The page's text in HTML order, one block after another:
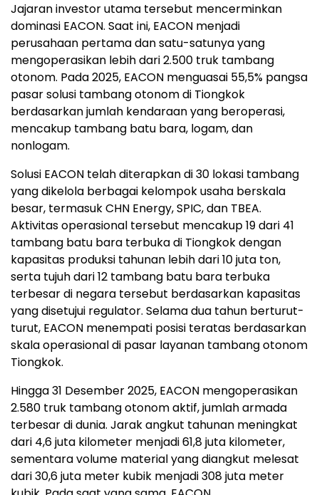
Jajaran investor utama tersebut mencerminkan
dominasi EACON. Saat ini, EACON menjadi
perusahaan pertama dan satu-satunya yang
mengoperasikan lebih dari 2.500 truk tambang
otonom. Pada 2025, EACON menguasai 55,5% pangsa
pasar solusi tambang otonom di Tiongkok
berdasarkan jumlah kendaraan yang beroperasi,
mencakup tambang batu bara, logam, dan
nonlogam.
Solusi EACON telah diterapkan di 30 lokasi tambang
yang dikelola berbagai kelompok usaha berskala
besar, termasuk CHN Energy, SPIC, dan TBEA.
Aktivitas operasional tersebut mencakup 19 dari 41
tambang batu bara terbuka di Tiongkok dengan
kapasitas produksi tahunan lebih dari 10 juta ton,
serta tujuh dari 12 tambang batu bara terbuka
terbesar di negara tersebut berdasarkan kapasitas
yang disetujui regulator. Selama dua tahun berturut-
turut, EACON menempati posisi teratas berdasarkan
skala operasional di pasar layanan tambang otonom
Tiongkok.
Hingga 31 Desember 2025, EACON mengoperasikan
2.580 truk tambang otonom aktif, jumlah armada
terbesar di dunia. Jarak angkut tahunan meningkat
dari 4,6 juta kilometer menjadi 61,8 juta kilometer,
sementara volume material yang diangkut melesat
dari 30,6 juta meter kubik menjadi 308 juta meter